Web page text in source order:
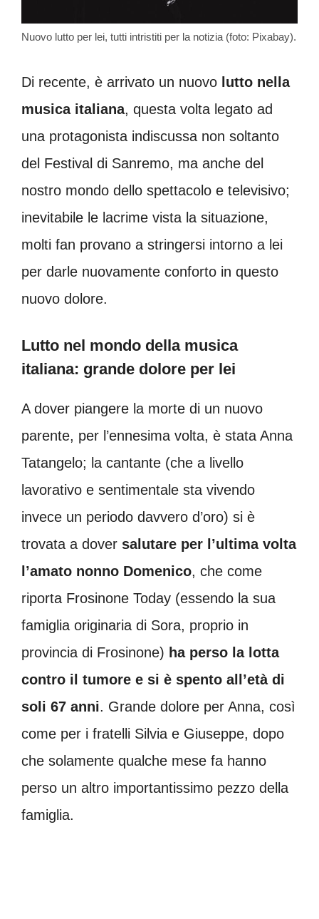
Nuovo lutto per lei, tutti intristiti per la notizia (foto: Pixabay).
Di recente, è arrivato un nuovo lutto nella
musica italiana, questa volta legato ad
una protagonista indiscussa non soltanto
del Festival di Sanremo, ma anche del
nostro mondo dello spettacolo e televisivo;
inevitabile le lacrime vista la situazione,
molti fan provano a stringersi intorno a lei
per darle nuovamente conforto in questo
nuovo dolore.
Lutto nel mondo della musica
italiana: grande dolore per lei
A dover piangere la morte di un nuovo
parente, per l’ennesima volta, è stata Anna
Tatangelo; la cantante (che a livello
lavorativo e sentimentale sta vivendo
invece un periodo davvero d’oro) si è
trovata a dover salutare per l’ultima volta
l’amato nonno Domenico, che come
riporta Frosinone Today (essendo la sua
famiglia originaria di Sora, proprio in
provincia di Frosinone) ha perso la lotta
contro il tumore e si è spento all’età di
soli 67 anni. Grande dolore per Anna, così
come per i fratelli Silvia e Giuseppe, dopo
che solamente qualche mese fa hanno
perso un altro importantissimo pezzo della
famiglia.